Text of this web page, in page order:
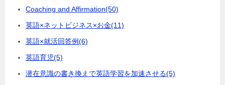
Coaching and Affirmation(50)
英語×ネットビジネス×お金(11)
英語×就活回答例(6)
英語育児(5)
潜在意識の書き換えで英語学習を加速させる(5)